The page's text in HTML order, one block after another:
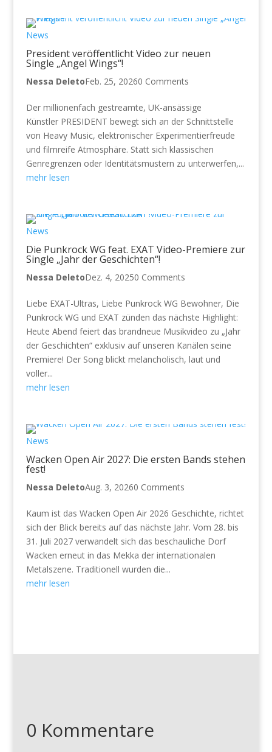
News
President veröffentlicht Video zur neuen
Single „Angel Wings“!
Nessa DeletoFeb. 25, 20260 Comments
Der millionenfach gestreamte, UK-ansässige
Künstler PRESIDENT bewegt sich an der Schnittstelle
von Heavy Music, elektronischer Experimentierfreude
und filmreife Atmosphäre. Statt sich klassischen
Genregrenzen oder Identitätsmustern zu unterwerfen,...
mehr lesen
News
Die Punkrock WG feat. EXAT Video-Premiere zur
Single „Jahr der Geschichten“!
Nessa DeletoDez. 4, 20250 Comments
Liebe EXAT-Ultras, Liebe Punkrock WG Bewohner, Die
Punkrock WG und EXAT zünden das nächste Highlight:
Heute Abend feiert das brandneue Musikvideo zu „Jahr
der Geschichten“ exklusiv auf unseren Kanälen seine
Premiere! Der Song blickt melancholisch, laut und
voller...
mehr lesen
News
Wacken Open Air 2027: Die ersten Bands stehen
fest!
Nessa DeletoAug. 3, 20260 Comments
Kaum ist das Wacken Open Air 2026 Geschichte, richtet
sich der Blick bereits auf das nächste Jahr. Vom 28. bis
31. Juli 2027 verwandelt sich das beschauliche Dorf
Wacken erneut in das Mekka der internationalen
Metalszene. Traditionell wurden die...
mehr lesen
0 Kommentare